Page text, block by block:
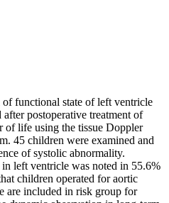
functional state of left ventricle
postoperative treatment of
of life using the tissue Doppler
45 children were examined and
of systolic abnormality.
left ventricle was noted in 55.6%
children operated for aortic
are included in risk group for